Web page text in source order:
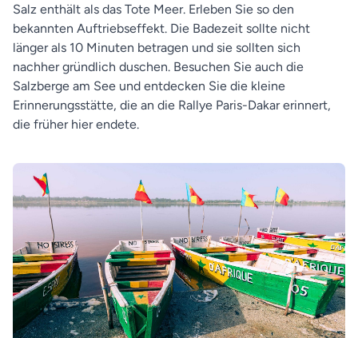
Salz enthält als das Tote Meer. Erleben Sie so den
bekannten Auftriebseffekt. Die Badezeit sollte nicht
länger als 10 Minuten betragen und sie sollten sich
nachher gründlich duschen. Besuchen Sie auch die
Salzberge am See und entdecken Sie die kleine
Erinnerungsstätte, die an die Rallye Paris-Dakar erinnert,
die früher hier endete.